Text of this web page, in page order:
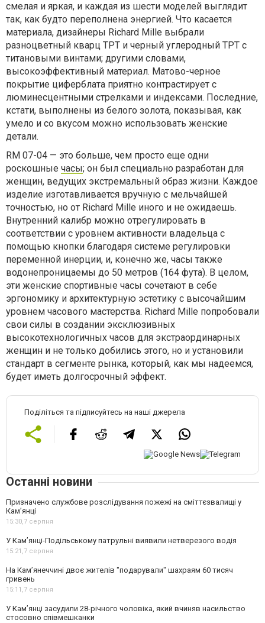
смелая и яркая, и каждая из шести моделей выглядит
так, как будто переполнена энергией. Что касается
материала, дизайнеры Richard Mille выбрали
разноцветный кварц TPT и черный углеродный TPT с
титановыми винтами; другими словами,
высокоэффективный материал. Матово-черное
покрытие циферблата приятно контрастирует с
люминесцентными стрелками и индексами. Последние,
кстати, выполнены из белого золота, показывая, как
умело и со вкусом можно использовать женские
детали.
RM 07-04 — это больше, чем просто еще одни
роскошные часы; он был специально разработан для
женщин, ведущих экстремальный образ жизни. Каждое
изделие изготавливается вручную с мельчайшей
точностью, но от Richard Mille иного и не ожидаешь.
Внутренний калибр можно отрегулировать в
соответствии с уровнем активности владельца с
помощью кнопки благодаря системе регулировки
переменной инерции, и, конечно же, часы также
водонепроницаемы до 50 метров (164 фута). В целом,
эти женские спортивные часы сочетают в себе
эргономику и архитектурную эстетику с высочайшим
уровнем часового мастерства. Richard Mille попробовали
свои силы в создании эксклюзивных
высокотехнологичных часов для экстраординарных
женщин и не только добились этого, но и установили
стандарт в сегменте рынка, который, как мы надеемся,
будет иметь долгосрочный эффект.
Поділіться та підписуйтесь на наші джерела
Останні новини
Призначено службове розслідування пожежі на сміттєзвалищі у
Кам’янці
15:30,7 серпня
У Кам’янці-Подільському патрульні виявили нетверезого водія
15:21,7 серпня
На Камʼянеччині двоє жителів "подарували" шахраям 60 тисяч
гривень
15:11,7 серпня
У Камʼянці засудили 28-річного чоловіка, який вчиняв насильство
стосовно співмешканки